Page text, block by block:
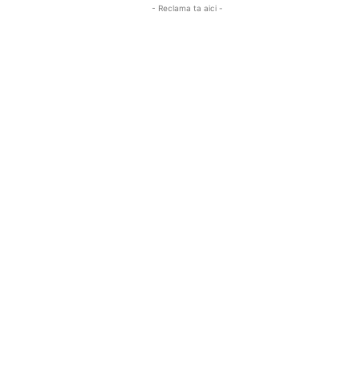
- Reclama ta aici -